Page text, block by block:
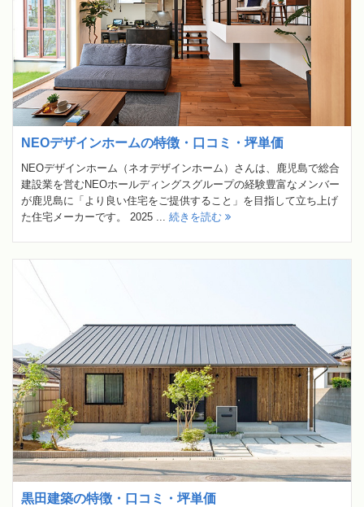
NEOデザインホームの特徴・口コミ・坪単価
NEOデザインホーム（ネオデザインホーム）さんは、鹿児島で総合
建設業を営むNEOホールディングスグループの経験豊富なメンバー
が鹿児島に「より良い住宅をご提供すること」を目指して立ち上げ
た住宅メーカーです。 2025 ... 続きを読む
黒田建築の特徴・口コミ・坪単価